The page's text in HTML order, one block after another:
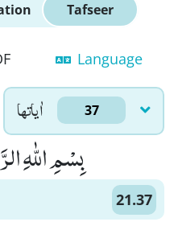
Tafseer
Language
اٰياتها 37
بِسْمِ اللّٰهِ
21.37